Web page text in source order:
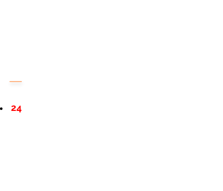
24